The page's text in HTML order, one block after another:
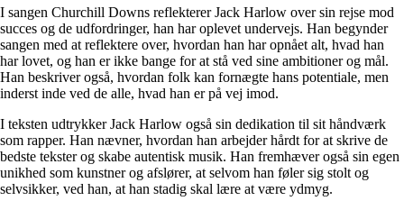
I sangen Churchill Downs reflekterer Jack Harlow over sin rejse mod
succes og de udfordringer, han har oplevet undervejs. Han begynder
sangen med at reflektere over, hvordan han har opnået alt, hvad han
har lovet, og han er ikke bange for at stå ved sine ambitioner og mål.
Han beskriver også, hvordan folk kan fornægte hans potentiale, men
inderst inde ved de alle, hvad han er på vej imod.
I teksten udtrykker Jack Harlow også sin dedikation til sit håndværk
som rapper. Han nævner, hvordan han arbejder hårdt for at skrive de
bedste tekster og skabe autentisk musik. Han fremhæver også sin egen
unikhed som kunstner og afslører, at selvom han føler sig stolt og
selvsikker, ved han, at han stadig skal lære at være ydmyg.